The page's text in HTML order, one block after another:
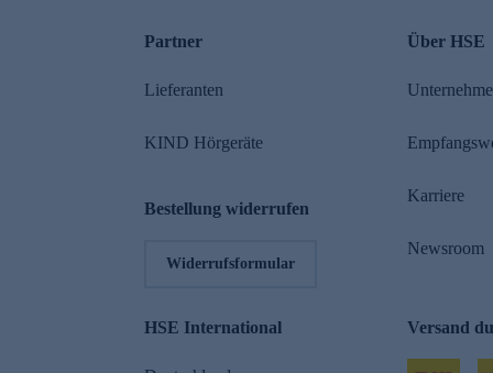
Partner
Lieferanten
KIND Hörgeräte
Bestellung widerrufen
Widerrufsformular
Über HSE
Karriere
Newsroom
HSE International Versand